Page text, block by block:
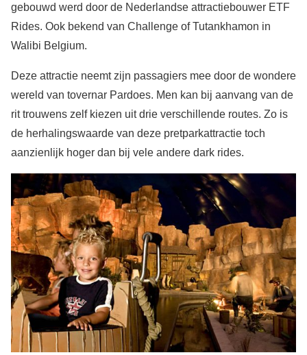
gebouwd werd door de Nederlandse attractiebouwer ETF
Rides. Ook bekend van Challenge of Tutankhamon in
Walibi Belgium.
Deze attractie neemt zijn passagiers mee door de wondere
wereld van tovernar Pardoes. Men kan bij aanvang van de
rit trouwens zelf kiezen uit drie verschillende routes. Zo is
de herhalingswaarde van deze pretparkattractie toch
aanzienlijk hoger dan bij vele andere dark rides.